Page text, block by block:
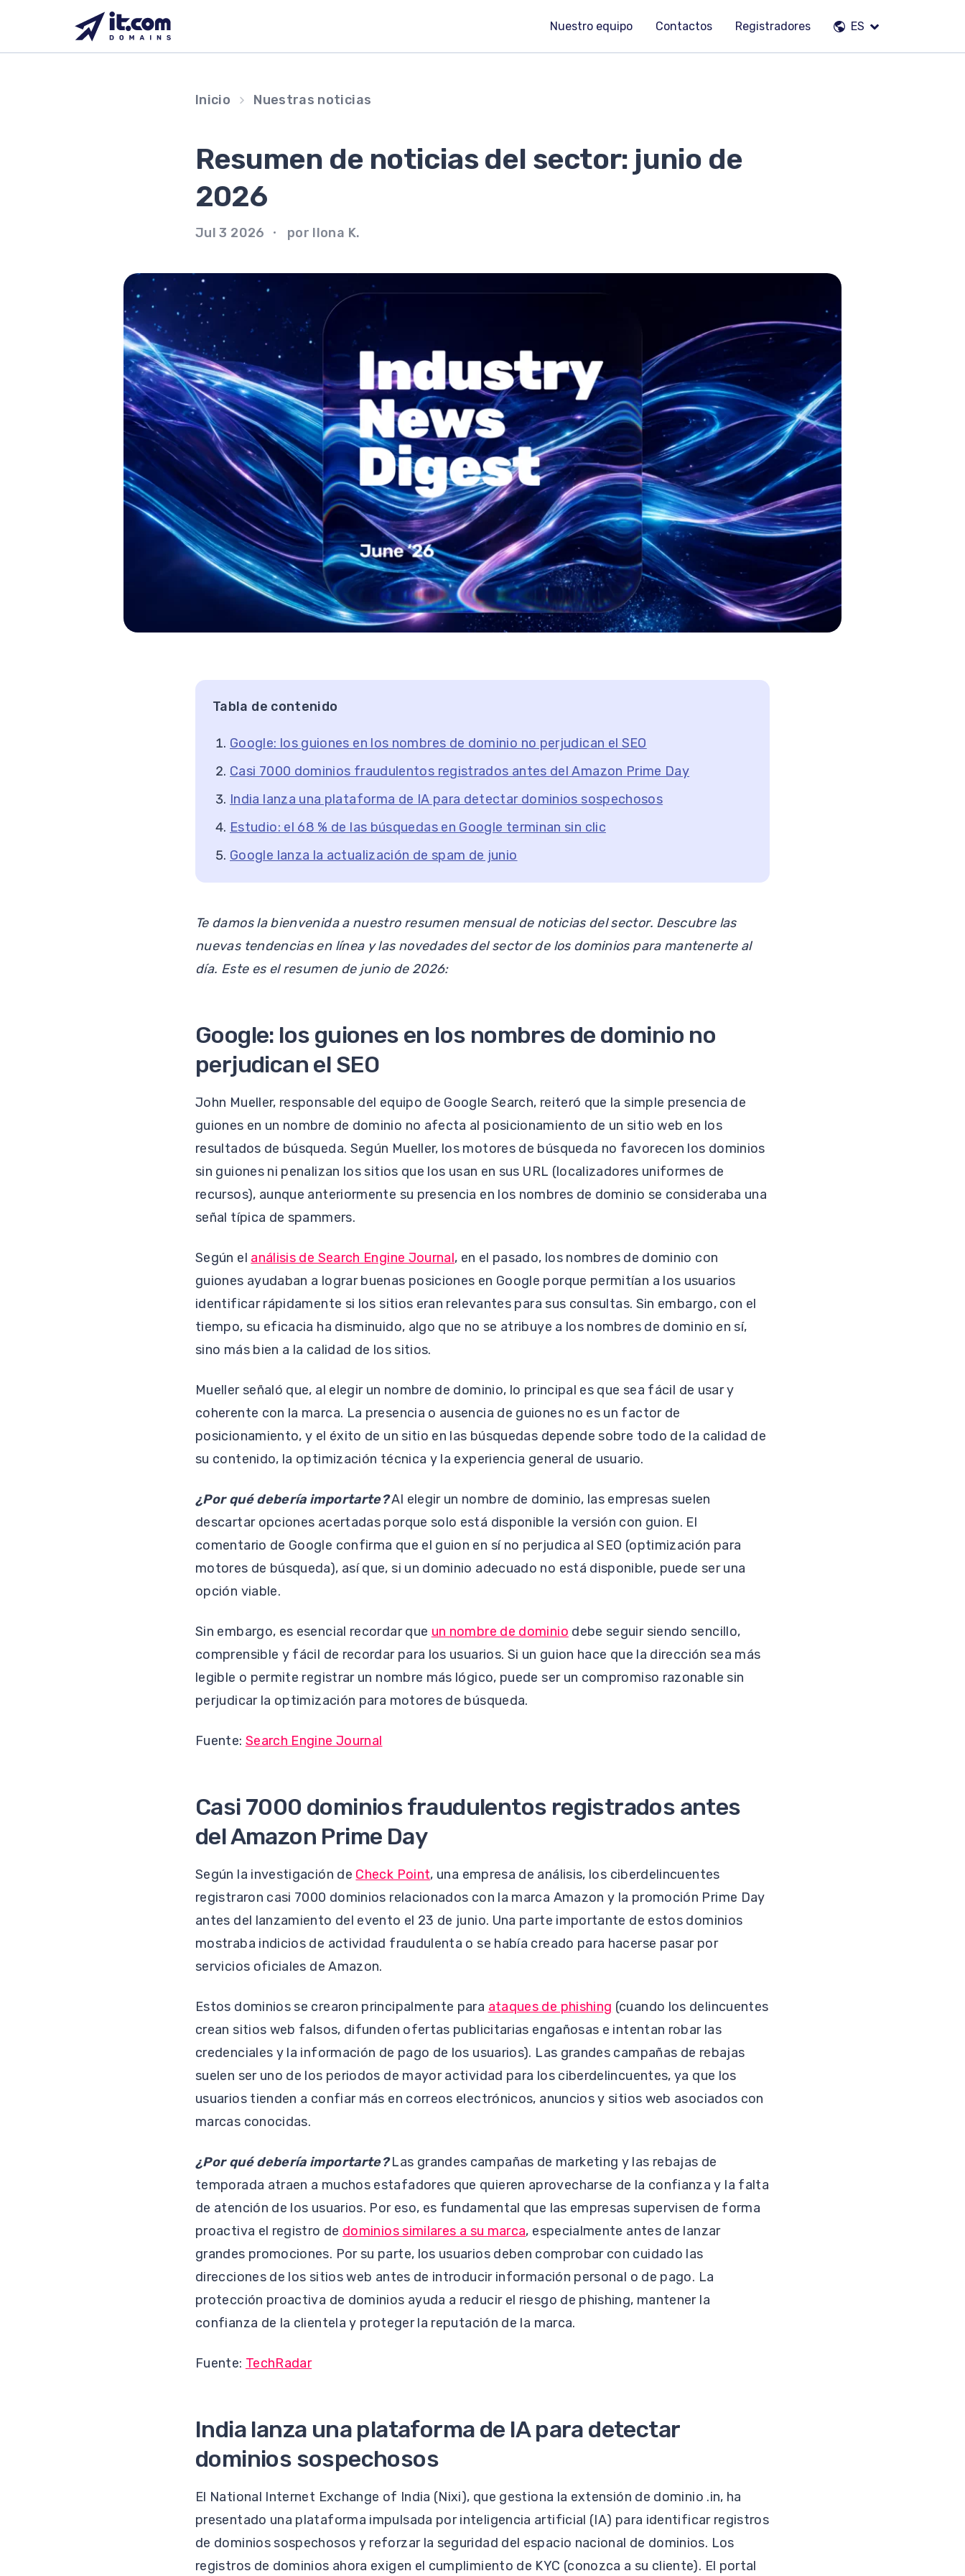
Nuestro equipo Contactos Registradores ES
Inicio Nuestras noticias
Resumen de noticias del sector: junio de
2026
Jul 3 2026 por Ilona K.
Tabla de contenido
Google: los guiones en los nombres de dominio no perjudican el SEO
Casi 7000 dominios fraudulentos registrados antes del Amazon Prime Day
India lanza una plataforma de IA para detectar dominios sospechosos
Estudio: el 68 % de las búsquedas en Google terminan sin clic
Google lanza la actualización de spam de junio
Te damos la bienvenida a nuestro resumen mensual de noticias del sector. Descubre las
nuevas tendencias en línea y las novedades del sector de los dominios para mantenerte al
día. Este es el resumen de junio de 2026:
Google: los guiones en los nombres de dominio no
perjudican el SEO
John Mueller, responsable del equipo de Google Search, reiteró que la simple presencia de
guiones en un nombre de dominio no afecta al posicionamiento de un sitio web en los
resultados de búsqueda. Según Mueller, los motores de búsqueda no favorecen los dominios
sin guiones ni penalizan los sitios que los usan en sus URL (localizadores uniformes de
recursos), aunque anteriormente su presencia en los nombres de dominio se consideraba una
señal típica de spammers.
Según el análisis de Search Engine Journal, en el pasado, los nombres de dominio con
guiones ayudaban a lograr buenas posiciones en Google porque permitían a los usuarios
identificar rápidamente si los sitios eran relevantes para sus consultas. Sin embargo, con el
tiempo, su eficacia ha disminuido, algo que no se atribuye a los nombres de dominio en sí,
sino más bien a la calidad de los sitios.
Mueller señaló que, al elegir un nombre de dominio, lo principal es que sea fácil de usar y
coherente con la marca. La presencia o ausencia de guiones no es un factor de
posicionamiento, y el éxito de un sitio en las búsquedas depende sobre todo de la calidad de
su contenido, la optimización técnica y la experiencia general de usuario.
¿Por qué debería importarte?Al elegir un nombre de dominio, las empresas suelen
descartar opciones acertadas porque solo está disponible la versión con guion. El
comentario de Google confirma que el guion en sí no perjudica al SEO (optimización para
motores de búsqueda), así que, si un dominio adecuado no está disponible, puede ser una
opción viable.
Sin embargo, es esencial recordar que un nombre de dominio debe seguir siendo sencillo,
comprensible y fácil de recordar para los usuarios. Si un guion hace que la dirección sea más
legible o permite registrar un nombre más lógico, puede ser un compromiso razonable sin
perjudicar la optimización para motores de búsqueda.
Fuente: Search Engine Journal
Casi 7000 dominios fraudulentos registrados antes
del Amazon Prime Day
Según la investigación de Check Point, una empresa de análisis, los ciberdelincuentes
registraron casi 7000 dominios relacionados con la marca Amazon y la promoción Prime Day
antes del lanzamiento del evento el 23 de junio. Una parte importante de estos dominios
mostraba indicios de actividad fraudulenta o se había creado para hacerse pasar por
servicios oficiales de Amazon.
Estos dominios se crearon principalmente para ataques de phishing (cuando los delincuentes
crean sitios web falsos, difunden ofertas publicitarias engañosas e intentan robar las
credenciales y la información de pago de los usuarios). Las grandes campañas de rebajas
suelen ser uno de los periodos de mayor actividad para los ciberdelincuentes, ya que los
usuarios tienden a confiar más en correos electrónicos, anuncios y sitios web asociados con
marcas conocidas.
¿Por qué debería importarte?Las grandes campañas de marketing y las rebajas de
temporada atraen a muchos estafadores que quieren aprovecharse de la confianza y la falta
de atención de los usuarios. Por eso, es fundamental que las empresas supervisen de forma
proactiva el registro de dominios similares a su marca, especialmente antes de lanzar
grandes promociones. Por su parte, los usuarios deben comprobar con cuidado las
direcciones de los sitios web antes de introducir información personal o de pago. La
protección proactiva de dominios ayuda a reducir el riesgo de phishing, mantener la
confianza de la clientela y proteger la reputación de la marca.
Fuente: TechRadar
India lanza una plataforma de IA para detectar
dominios sospechosos
El National Internet Exchange of India (Nixi), que gestiona la extensión de dominio .in, ha
presentado una plataforma impulsada por inteligencia artificial (IA) para identificar registros
de dominios sospechosos y reforzar la seguridad del espacio nacional de dominios. Los
registros de dominios ahora exigen el cumplimiento de KYC (conozca a su cliente). El portal